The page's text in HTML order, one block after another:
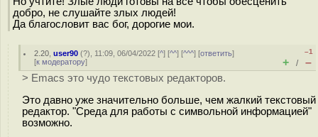
добро, не слушайте злых людей!
Да благословит вас бог, дорогие мои.
2.20 ,user90 (?), 11:09, 06/04/2022 [^] [^^] [^^^] [ответить]
[к модератору]
–1
+ / –
> Emacs это чудо текстовых редакторов.
Это давно уже значительно больше, чем жалкий текстовый
редактор. "Среда для работы с символьной информацией"
возможно.